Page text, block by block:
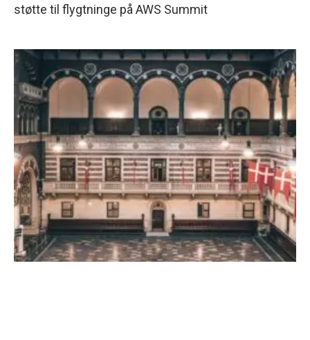
støtte til flygtninge på AWS Summit